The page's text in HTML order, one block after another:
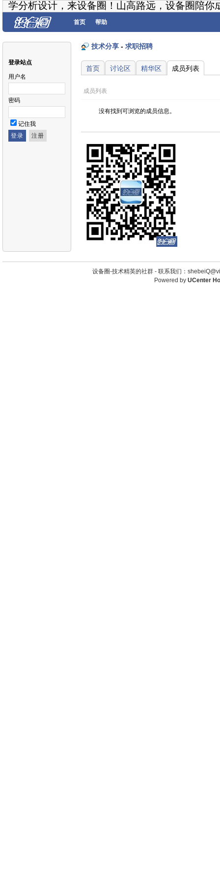
学分析设计，来设备圈！山高路远，设备圈陪你
首页 帮助
登录站点
用户名
密码
记住我
技术分享 - 求职招聘
首页 讨论区 精华区 成员列表
成员列表
没有找到可浏览的成员信息。
设备圈-技术精英的社群 - 联系我们：
Powered by UCenter